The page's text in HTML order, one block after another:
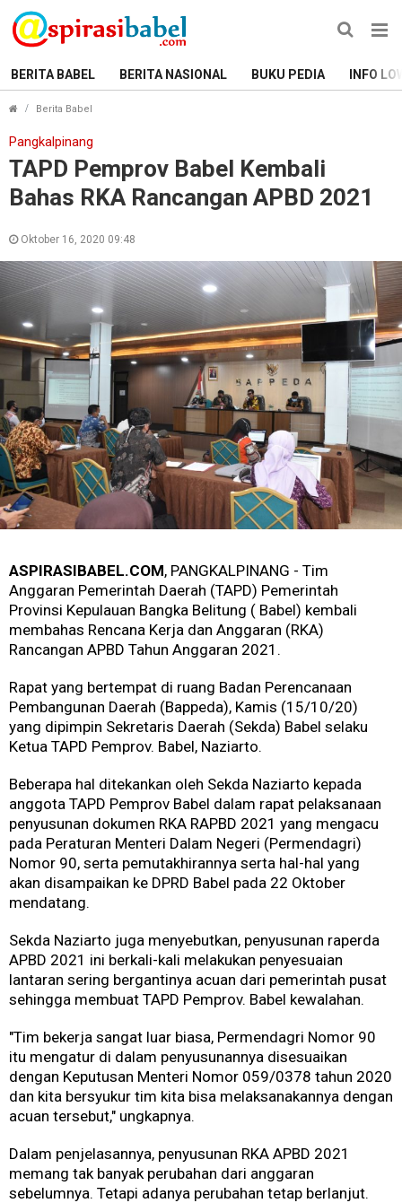
BERITA BABEL BERITA NASIONAL BUKU PEDIA INFO
Berita Babel
Pangkalpinang
TAPD Pemprov Babel Kembali
Bahas RKA Rancangan APBD 2021
Oktober 16, 2020 09:48
ASPIRASIBABEL.COM, PANGKALPINANG - Tim
Anggaran Pemerintah Daerah (TAPD) Pemerintah
Provinsi Kepulauan Bangka Belitung ( Babel) kembali
membahas Rencana Kerja dan Anggaran (RKA)
Rancangan APBD Tahun Anggaran 2021.
Rapat yang bertempat di ruang Badan Perencanaan
Pembangunan Daerah (Bappeda), Kamis (15/10/20)
yang dipimpin Sekretaris Daerah (Sekda) Babel selaku
Ketua TAPD Pemprov. Babel, Naziarto.
Beberapa hal ditekankan oleh Sekda Naziarto kepada
anggota TAPD Pemprov Babel dalam rapat pelaksanaan
penyusunan dokumen RKA RAPBD 2021 yang mengacu
pada Peraturan Menteri Dalam Negeri (Permendagri)
Nomor 90, serta pemutakhirannya serta hal-hal yang
akan disampaikan ke DPRD Babel pada 22 Oktober
mendatang.
Sekda Naziarto juga menyebutkan, penyusunan raperda
APBD 2021 ini berkali-kali melakukan penyesuaian
lantaran sering bergantinya acuan dari pemerintah pusat
sehingga membuat TAPD Pemprov. Babel kewalahan.
"Tim bekerja sangat luar biasa, Permendagri Nomor 90
itu mengatur di dalam penyusunannya disesuaikan
dengan Keputusan Menteri Nomor 059/0378 tahun 2020
dan kita bersyukur tim kita bisa melaksanakannya dengan
acuan tersebut," ungkapnya.
Dalam penjelasannya, penyusunan RKA APBD 2021
memang tak banyak perubahan dari anggaran
sebelumnya. Tetapi adanya perubahan tetap berlanjut.